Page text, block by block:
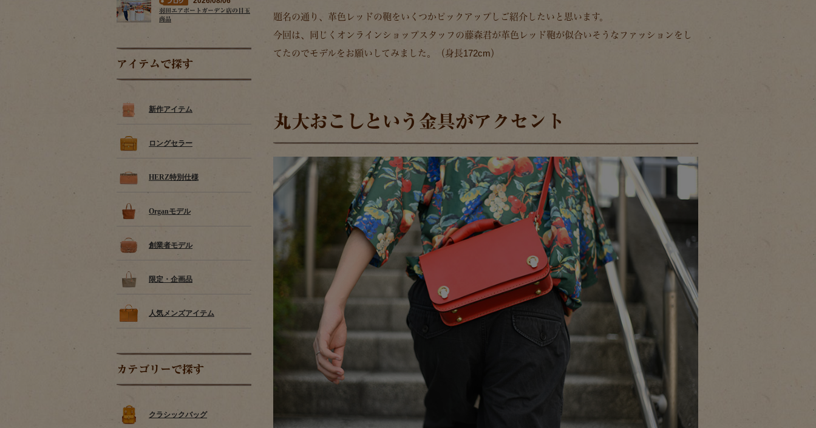
羽田エアポートガーデン店の目玉
商品
アイテムで探す
新作アイテム
ロングセラー
HERZ特別仕様
Organモデル
創業者モデル
限定・企画品
人気メンズアイテム
カテゴリーで探す
クラシックバッグ
題名の通り、革色レッドの鞄をいくつかピックアップしご紹介したいと思います。
今回は、同じくオンラインショップスタッフの藤森君が革色レッド鞄が似合いそうなファッションをし
てたのでモデルをお願いしてみました。（身長172cm）
丸大おこしという金具がアクセント